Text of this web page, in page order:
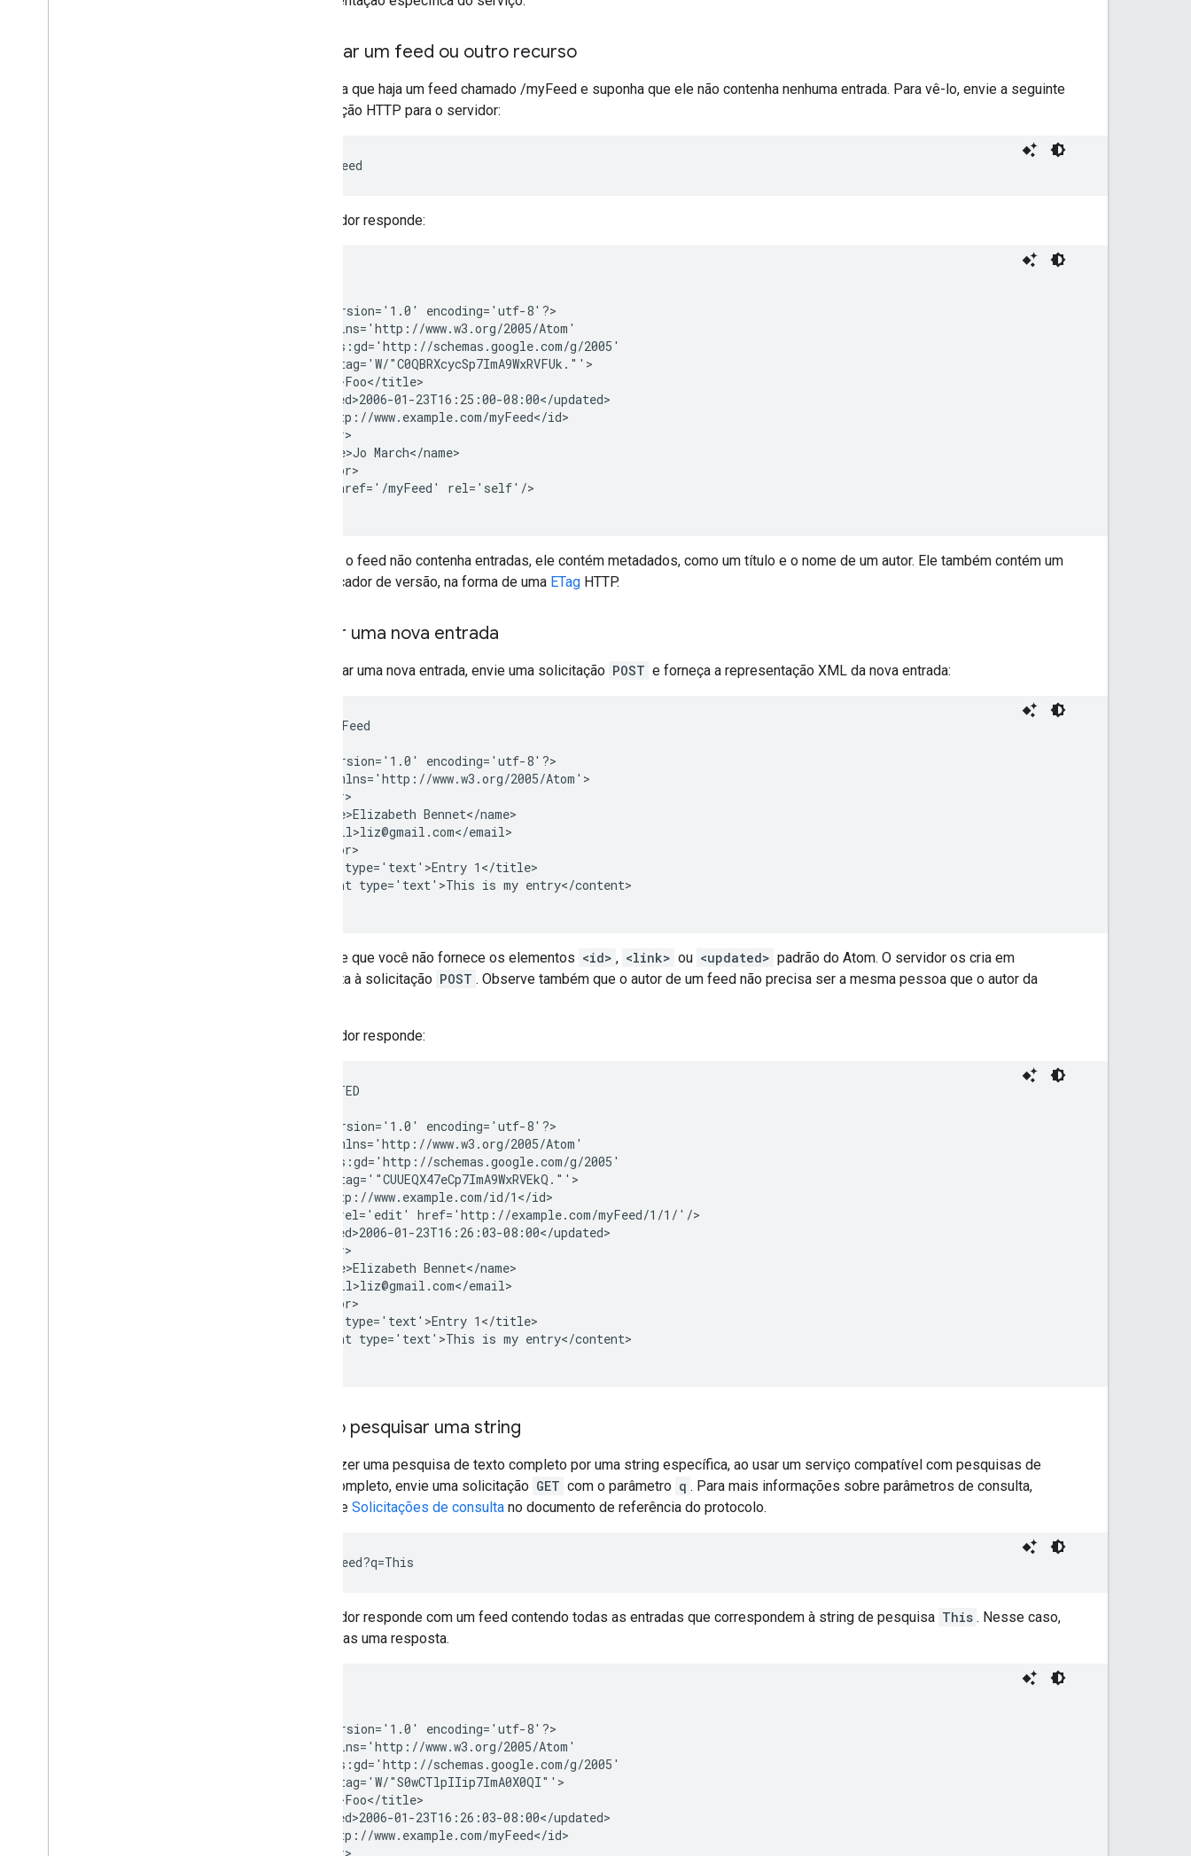
Solicitar um feed ou outro recurso
Suponha que haja um feed chamado /myFeed e suponha que ele não contenha nenhuma entrada. Para vê-lo, envie a seguinte
solicitação HTTP para o servidor:
O servidor responde:
<?xml version='1.0' encoding='utf-8'?>
<feed xmlns='http://www.w3.org/2005/Atom'
    xmlns:gd='http://schemas.google.com/g/2005'
    gd:etag='W/"C0QBRXcycSp7ImA9WxRVFUk."'>
  <title>Foo</title>
  <updated>2006-01-23T16:25:00-08:00</updated>
  <id>http://www.example.com/myFeed</id>
  <author>
    <name>Jo March</name>
  </author>
  <link href='/myFeed' rel='self'/>
Embora o feed não contenha entradas, ele contém metadados, como um título e o nome de um autor. Ele também contém um
identificador de versão, na forma de uma ETag HTTP.
Inserir uma nova entrada
Para criar uma nova entrada, envie uma solicitação POST e forneça a representação XML da nova entrada:
POST /myFeed
<?xml version='1.0' encoding='utf-8'?>
<entry xmlns='http://www.w3.org/2005/Atom'>
  <author>
    <name>Elizabeth Bennet</name>
    <email>liz@gmail.com</email>
  </author>
  <title type='text'>Entry 1</title>
  <content type='text'>This is my entry</content>
Observe que você não fornece os elementos <id> , <link> ou <updated> padrão do Atom. O servidor os cria em
resposta à solicitação POST . Observe também que o autor de um feed não precisa ser a mesma pessoa que o autor da
O servidor responde:
201 CREATED
<?xml version='1.0' encoding='utf-8'?>
<entry xmlns='http://www.w3.org/2005/Atom'
    xmlns:gd='http://schemas.google.com/g/2005'
    gd:etag='"CUUEQX47eCp7ImA9WxRVEkQ."'>
  <id>http://www.example.com/id/1</id>
  <link rel='edit' href='http://example.com/myFeed/1/1/'/>
  <updated>2006-01-23T16:26:03-08:00</updated>
  <author>
    <name>Elizabeth Bennet</name>
    <email>liz@gmail.com</email>
  </author>
  <title type='text'>Entry 1</title>
  <content type='text'>This is my entry</content>
Como pesquisar uma string
Para fazer uma pesquisa de texto completo por uma string específica, ao usar um serviço compatível com pesquisas de
texto completo, envie uma solicitação GET com o parâmetro q . Para mais informações sobre parâmetros de consulta,
consulte Solicitações de consulta no documento de referência do protocolo.
O servidor responde com um feed contendo todas as entradas que correspondem à string de pesquisa This . Nesse caso,
há apenas uma resposta.
<?xml version='1.0' encoding='utf-8'?>
<feed xmlns='http://www.w3.org/2005/Atom'
    xmlns:gd='http://schemas.google.com/g/2005'
    gd:etag='W/"S0wCTlpIIip7ImA0X0QI"'>
  <title>Foo</title>
  <updated>2006-01-23T16:26:03-08:00</updated>
  <id>http://www.example.com/myFeed</id>